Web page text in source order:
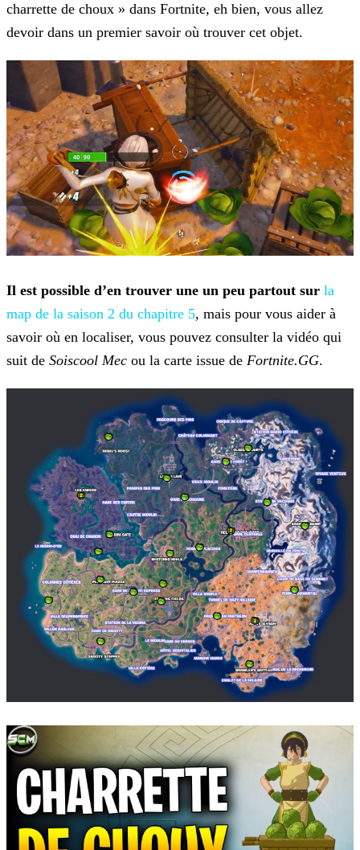
charrette de choux » dans Fortnite, eh bien, vous allez
devoir dans un premier savoir où trouver cet objet.
Il est possible d’en trouver une un peu partout sur la
map de la saison 2 du chapitre 5, mais pour vous aider à
savoir où en localiser, vous pouvez consulter la vidéo qui
suit de Soiscool Mec ou la carte issue de Fortnite.GG.